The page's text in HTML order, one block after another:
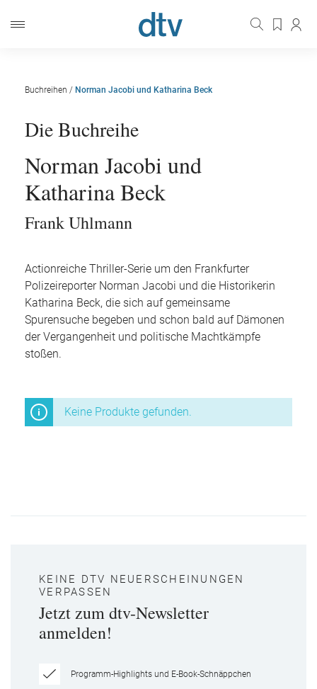
Buchreihen / Norman Jacobi und Katharina Beck
Die Buchreihe
Norman Jacobi und
Katharina Beck
Frank Uhlmann
Actionreiche Thriller-Serie um den Frankfurter
Polizeireporter Norman Jacobi und die Historikerin
Katharina Beck, die sich auf gemeinsame
Spurensuche begeben und schon bald auf Dämonen
der Vergangenheit und politische Machtkämpfe
stoßen.
Keine Produkte gefunden.
KEINE DTV NEUERSCHEINUNGEN
VERPASSEN
Jetzt zum dtv-Newsletter
anmelden!
Programm-Highlights und E-Book-Schnäppchen